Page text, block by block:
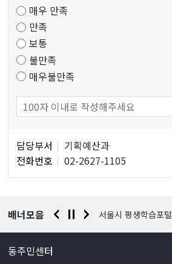
도
조
사
매우 만족
만족
보통
불만족
매우불만족
당
자
담당부서
기획예산과
전화번호
02-2627-1105
배너모음
찰청 유실물 통합포털 서울시 평생학습포털
동주민센터